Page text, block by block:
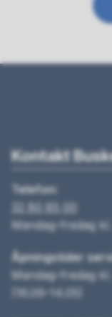
Kontakt
Telefon:
32 80 85 00
Mandag–fredag kl.
Åpningstider
Mandag–fredag kl.
(16.09–14.05)